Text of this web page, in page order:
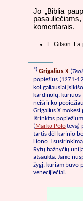
Jo „Biblia
komentarais.
E. Gilson.
*) Grigalius X (
popiežius (1271-
kol galiausiai
kardinolų, kuriuos
neišrinko
Grigalius X mokėsi
Išrinktas
( Marko Polo tėvą)
tartis dėl karinio
Liono II
Rytų bažnyčių
atšaukta. Jame
žygį, kuriam buvo
venecijiečiai.